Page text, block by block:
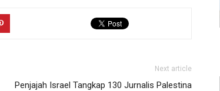
Next article
Penjajah Israel Tangkap 130 Jurnalis Palestina